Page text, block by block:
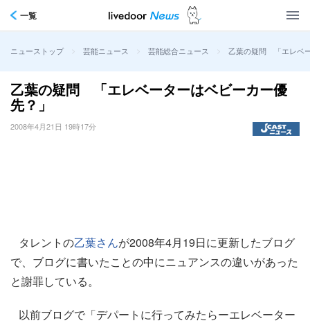
一覧
ニューストップ > 芸能ニュース > 芸能総合ニュース > 乙葉の疑問 「エレベ
乙葉の疑問 「エレベーターはベビーカー優
先？」
2008年4月21日 19時17分
タレントの乙葉さんが2008年4月19日に更新したブログ
で、ブログに書いたことの中にニュアンスの違いがあった
と謝罪している。
以前ブログで「デパートに行ってみたらーエレベーター